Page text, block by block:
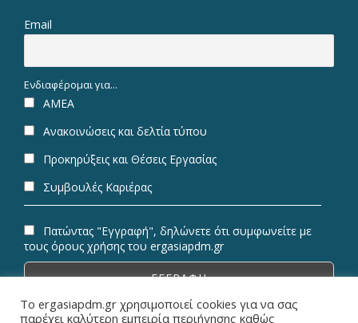
Email
Ενδιαφέρομαι για...
ΑΜΕΑ
Ανακοινώσεις και δελτία τύπου
Προκηρύξεις και Θέσεις Εργασίας
Συμβουλές Καριέρας
Πατώντας "Εγγραφή", δηλώνετε ότι συμφωνείτε με
τους όρους χρήσης του ergasiapdm.gr
Το ergasiapdm.gr χρησιμοποιεί cookies για να σας
παρέχει καλύτερη εμπειρία περιήγησης καθώς